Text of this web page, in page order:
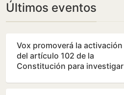
Últimos eventos
Vox promoverá la activación
del artículo 102 de la
Constitución para investigar